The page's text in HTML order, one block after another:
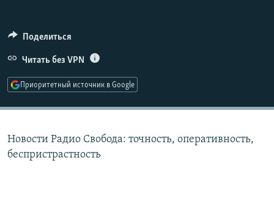
ПОДПИШИТЕСЬ НА РАССЫЛКУ
СОЦИАЛЬНЫЕ СЕТИ
Поделиться
Читать без VPN
Приоритетный источник в Google
Новости Радио Свобода: точность, оперативность,
беспристрастность